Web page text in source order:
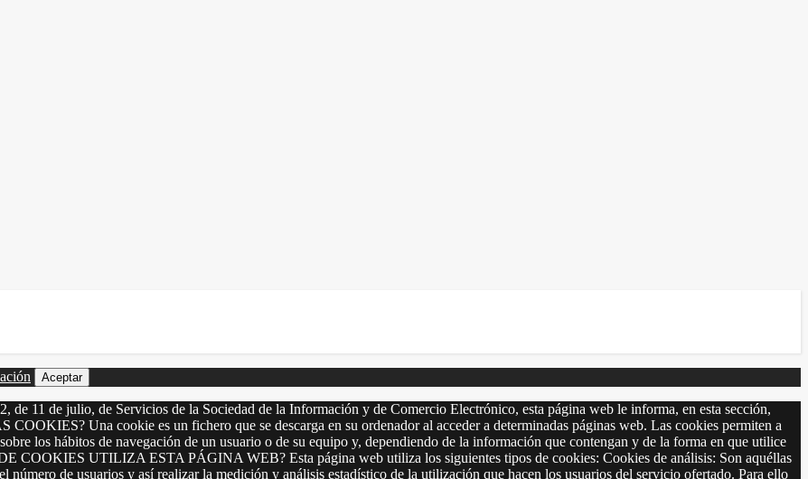
Aceptar
11 de julio, de Servicios de la Sociedad de la Información y de Comercio Electrónico, esta página web le informa, en esta sección,
Una cookie es un fichero que se descarga en su ordenador al acceder a determinadas páginas web. Las cookies permiten a
los hábitos de navegación de un usuario o de su equipo y, dependiendo de la información que contengan y de la forma en que utilice
COOKIES UTILIZA ESTA PÁGINA WEB? Esta página web utiliza los siguientes tipos de cookies: Cookies de análisis: Son aquéllas
número de usuarios y así realizar la medición y análisis estadístico de la utilización que hacen los usuarios del servicio ofertado. Para ello